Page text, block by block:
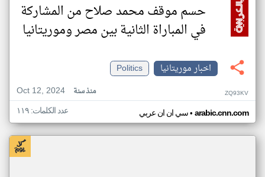
حسم موقف محمد صلاح من المشاركة
في المباراة الثانية بين مصر وموريتانيا
اخبار موريتانيا
Politics
Oct 12, 2024
منذ سنة ZQ93KV
سي ان ان عربي• arabic.cnn.com عدد الكلمات: ١١٩